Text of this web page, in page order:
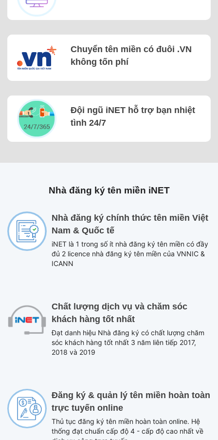
Chuyển tên miền có đuôi .VN
không tốn phí
Đội ngũ iNET hỗ trợ bạn nhiệt
tình 24/7
Nhà đăng ký tên miền iNET
Nhà đăng ký chính thức tên miền Việt
Nam & Quốc tế
iNET là 1 trong số ít nhà đăng ký tên miền có đầy
đủ 2 licence nhà đăng ký tên miền của VNNIC &
ICANN
Chất lượng dịch vụ và chăm sóc
khách hàng tốt nhất
Đạt danh hiệu Nhà đăng ký có chất lượng chăm
sóc khách hàng tốt nhất 3 năm liên tiếp 2017,
2018 và 2019
Đăng ký & quản lý tên miền hoàn toàn
trực tuyến online
Thủ tục đăng ký tên miền hoàn toàn online. Hệ
thống đạt chuẩn cấp độ 4 - cấp độ cao nhất về